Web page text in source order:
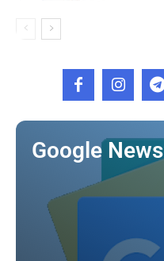
Google News